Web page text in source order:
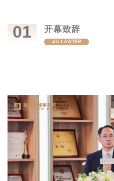
01 开幕致辞
JIA LAWYER